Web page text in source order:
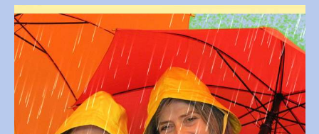
Open afbeelding in popup